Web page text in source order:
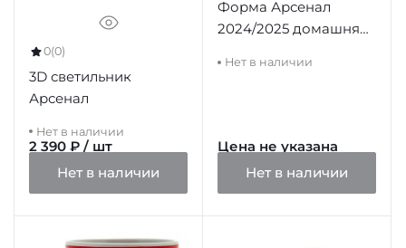
0(0)
3D светильник
Арсенал
Нет в наличии
2 390 ₽ / шт
Нет в наличии
Форма Арсенал
2024/2025 домашняя
Нет в наличии
Цена не указана
Нет в наличии